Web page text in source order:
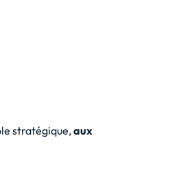
stratégique,aux